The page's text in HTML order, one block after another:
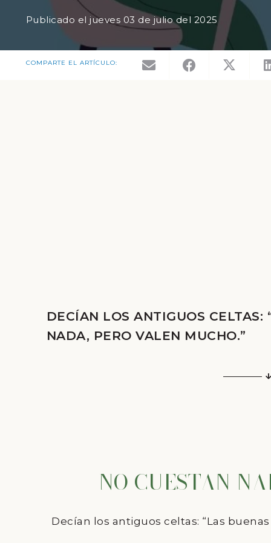
Publicado eljueves 03 de julio del 2025
COMPARTE EL ARTÍCULO:
DECÍAN LOS ANTIGUOS
NADA, PERO VALEN MUCHO.”
NO CUESTAN
Decían los antiguos celtas: “Las